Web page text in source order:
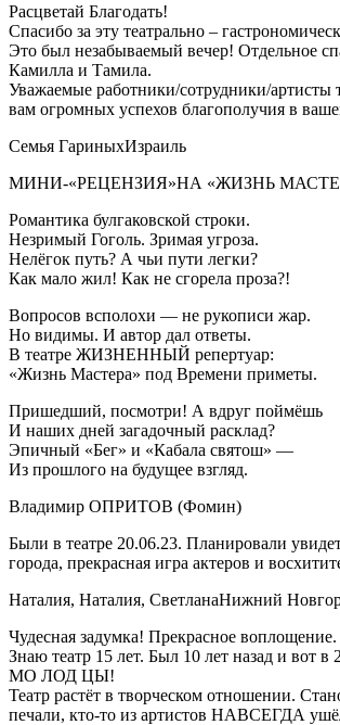
Расцветай Благодать!
Спасибо за эту театрально –
Это был незабываемый вечер! Отдельное
Камилла и Тамила.
Уважаемые работники/сотрудники/артисты
вам огромных успехов благополучия в
Семья ГариныхИзраиль
МИНИ-«РЕЦЕНЗИЯ»НА «ЖИЗНЬ МАСТЕРА»
Романтика булгаковской строки.
Незримый Гоголь. Зримая угроза.
Нелёгок путь? А чьи пути легки?
Как мало жил! Как не сгорела проза?!
Вопросов всполохи — не рукописи жар.
Но видимы. И автор дал ответы.
В театре ЖИЗНЕННЫЙ репертуар:
«Жизнь Мастера» под Времени приметы.
Пришедший, посмотри! А вдруг поймёшь
И наших дней загадочный расклад?
Эпичный «Бег» и «Кабала святош» —
Из прошлого на будущее взгляд.
Владимир ОПРИТОВ (Фомин)
Были в театре 20.06.23. Планировали
города, прекрасная игра актеров и
Наталия, Наталия, СветланаНижний
Чудесная задумка! Прекрасное воплощение.
Знаю театр 15 лет. Был 10 лет назад и вот в
МО ЛОД ЦЫ!
Театр растёт в творческом отношении.
печали, кто-то из артистов НАВСЕГДА